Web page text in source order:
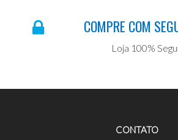
COMPRE COM
Loja 100%
CONTATO